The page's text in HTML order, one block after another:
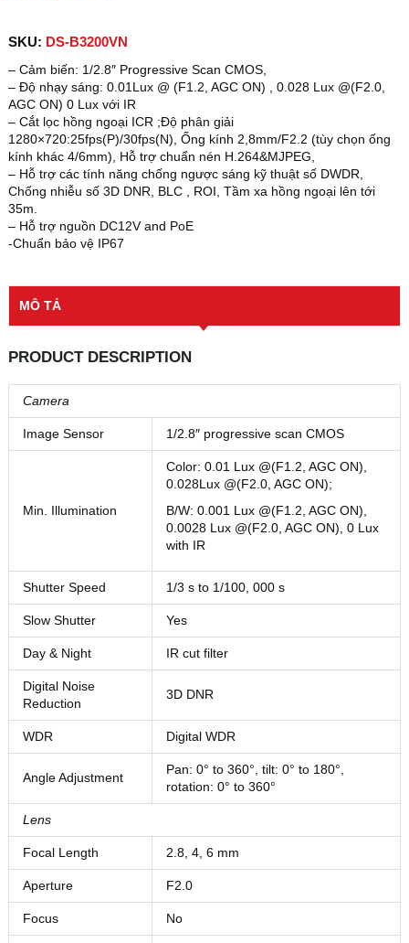
SKU: DS-B3200VN
– Cảm biến: 1/2.8″ Progressive Scan CMOS,
– Độ nhạy sáng: 0.01Lux @ (F1.2, AGC ON) , 0.028 Lux @(F2.0,
AGC ON) 0 Lux với IR
– Cắt lọc hồng ngoại ICR ;Độ phân giải
1280×720:25fps(P)/30fps(N), Ống kính 2,8mm/F2.2 (tùy chọn ống
kính khác 4/6mm), Hỗ trợ chuẩn nén H.264&MJPEG,
– Hỗ trợ các tính năng chống ngược sáng kỹ thuật số DWDR,
Chống nhiễu số 3D DNR, BLC , ROI, Tầm xa hồng ngoại lên tới
35m.
– Hỗ trợ nguồn DC12V and PoE
-Chuẩn bảo vệ IP67
MÔ TẢ
PRODUCT DESCRIPTION
Camera
Image Sensor 1/2.8″ progressive scan CMOS
Min. Illumination
Color: 0.01 Lux @(F1.2, AGC ON),
0.028Lux @(F2.0, AGC ON);
B/W: 0.001 Lux @(F1.2, AGC ON),
0.0028 Lux @(F2.0, AGC ON), 0 Lux
with IR
Shutter Speed 1/3 s to 1/100, 000 s
Slow Shutter Yes
Day & Night IR cut filter
Digital Noise
Reduction
3D DNR
WDR Digital WDR
Angle Adjustment
Pan: 0° to 360°, tilt: 0° to 180°,
rotation: 0° to 360°
Lens
Focal Length 2.8, 4, 6 mm
Aperture F2.0
Focus No